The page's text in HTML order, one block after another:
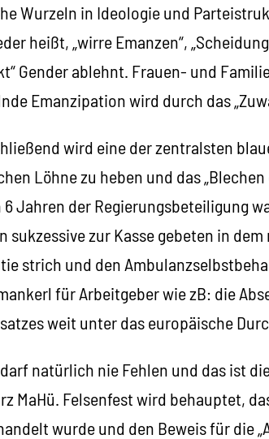
Wurzeln in Ideologie und
heißt, „wirre Emanzen“,
Gender ablehnt. Frauen- und
Emanzipation wird durch das
wird eine der zentralsten
Löhne zu heben und das
Jahren der Regierungsbeteiligung
sukzessive zur Kasse gebeten in
strich und den
für Arbeitgeber wie zB: die
weit unter das europäische
darf natürlich nie Fehlen und das ist
MaHü. Felsenfest wird behauptet,
wurde und den Beweis für die